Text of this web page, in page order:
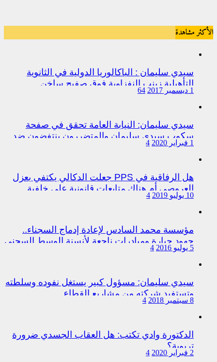
الأكثر مشاهدة
سيدي سليمان : الباكالوريا الدولية في الثانوية
التأهيلية زينب النفزاوية فوق صفيح ساخن
1 ديسمبر 2017 64
سيدي سليمان: النيابة العامة تحقق في صفحة
سكوب سيدي سليمان والمتضررون ينتفضون ضد
المتورطين من رجال الشرطة
1 فبراير 2020 4
هل الرفاقية في PPS جعلت الدكالي يكتفي بعزل
العروصي أم هناك متابعات قانونية على خلفية
اختلالات التسيير بمندوبية سيدي سليمان
10 يوليو 2019 4
مؤسسة محمد السادس لإعادة إدماج السجناء..
جهود جبارة ومبادرات ناجعة لأنسنة الوسط السجني
5 يوليو 2016 4
سيدي سليمان: مسؤول كبير يستغل نفوده وسلطته
وتستفيد شركته من مشاريع القطاع
8 سبتمبر 2018 4
الدكتورة وادي تكتب: هل العقاب الجسدي ضرورة
تربوية؟
2 فبراير 2020 4